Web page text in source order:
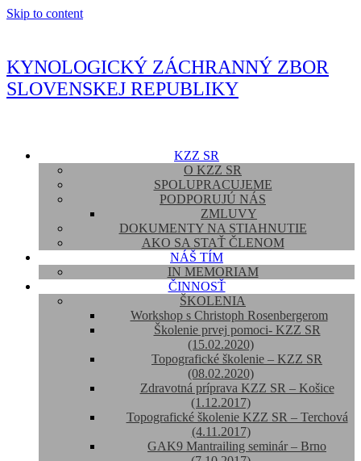
Skip to content
KYNOLOGICKÝ ZÁCHRANNÝ ZBOR
SLOVENSKEJ REPUBLIKY
KZZ SR
O KZZ SR
SPOLUPRACUJEME
PODPORUJÚ NÁS
ZMLUVY
DOKUMENTY NA STIAHNUTIE
AKO SA STAŤ ČLENOM
NÁŠ TÍM
IN MEMORIAM
ČINNOSŤ
ŠKOLENIA
Workshop s Christoph Rosenbergerom
Školenie prvej pomoci- KZZ SR
(15.02.2020)
Topografické školenie – KZZ SR
(08.02.2020)
Zdravotná príprava KZZ SR – Košice
(1.12.2017)
Topografické školenie KZZ SR – Terchová
(4.11.2017)
GAK9 Mantrailing seminár – Brno